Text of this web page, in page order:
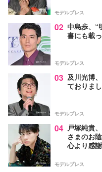
モデルプレス
02 中島歩、“
書にも載
モデルプレス
03 及川光博
ておりま
モデルプレス
04 戸塚純貴
さまのお
心より感
モデルプレス